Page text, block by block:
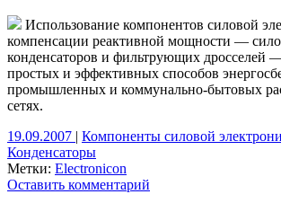
Использование компонентов силовой
компенсации реактивной мощности —
конденсаторов и фильтрующих дросселей
простых и эффективных способов
промышленных и коммунально-бытовых
сетях.
19.09.2007 | Компоненты силовой
Конденсаторы
Метки: Electronicon
Оставить комментарий